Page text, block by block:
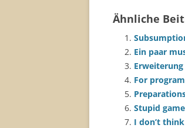
Ähnliche
Ein paar
Erweiterung
For
Stupid
I don’t